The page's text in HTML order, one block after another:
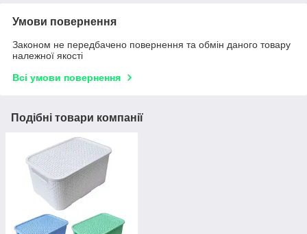
Умови повернення
Законом не передбачено повернення та обмін даного товару
належної якості
Всі умови повернення
Подібні товари компанії